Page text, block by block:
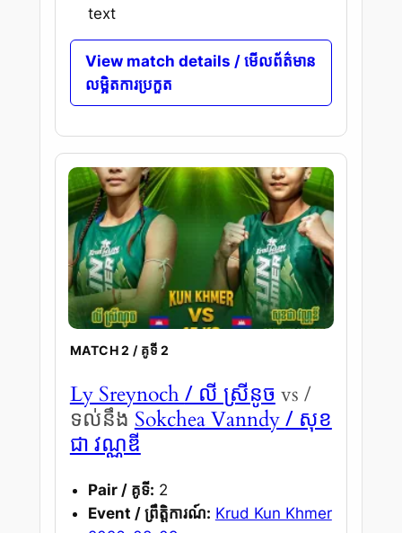
text
View match details / មើលព័ត៌មាន
លម្អិតការប្រកួត
MATCH 2 / គូទី 2
Ly Sreynoch / លី ស្រីនូច vs /
ទល់នឹង Sokchea Vanndy/ សុខ
ជា វណ្ណឌី
Pair / គូទី: 2
Event / ព្រឹត្តិការណ៍: Krud Kun Khmer